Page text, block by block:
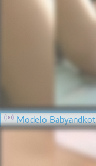
Modelo Babyandkot